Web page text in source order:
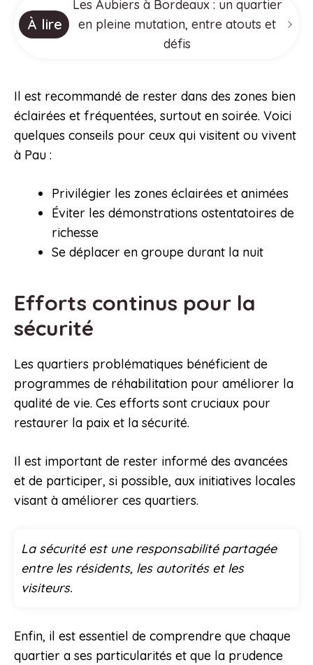
À lire
Les Aubiers à Bordeaux : un quartier
en pleine mutation, entre atouts et
défis
Il est recommandé de rester dans des zones bien
éclairées et fréquentées, surtout en soirée. Voici
quelques conseils pour ceux qui visitent ou vivent
à Pau :
Privilégier les zones éclairées et animées
Éviter les démonstrations ostentatoires de
richesse
Se déplacer en groupe durant la nuit
Efforts continus pour la
sécurité
Les quartiers problématiques bénéficient de
programmes de réhabilitation pour améliorer la
qualité de vie. Ces efforts sont cruciaux pour
restaurer la paix et la sécurité.
Il est important de rester informé des avancées
et de participer, si possible, aux initiatives locales
visant à améliorer ces quartiers.
La sécurité est une responsabilité partagée
entre les résidents, les autorités et les
visiteurs.
Enfin, il est essentiel de comprendre que chaque
quartier a ses particularités et que la prudence